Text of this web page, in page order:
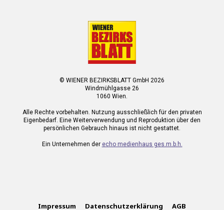
© WIENER BEZIRKSBLATT GmbH 2026
Windmühlgasse 26
1060 Wien.
Alle Rechte vorbehalten. Nutzung ausschließlich für den privaten
Eigenbedarf. Eine Weiterverwendung und Reproduktion über den
persönlichen Gebrauch hinaus ist nicht gestattet.
Ein Unternehmen der echo medienhaus ges.m.b.h.
Impressum Datenschutzerklärung AGB